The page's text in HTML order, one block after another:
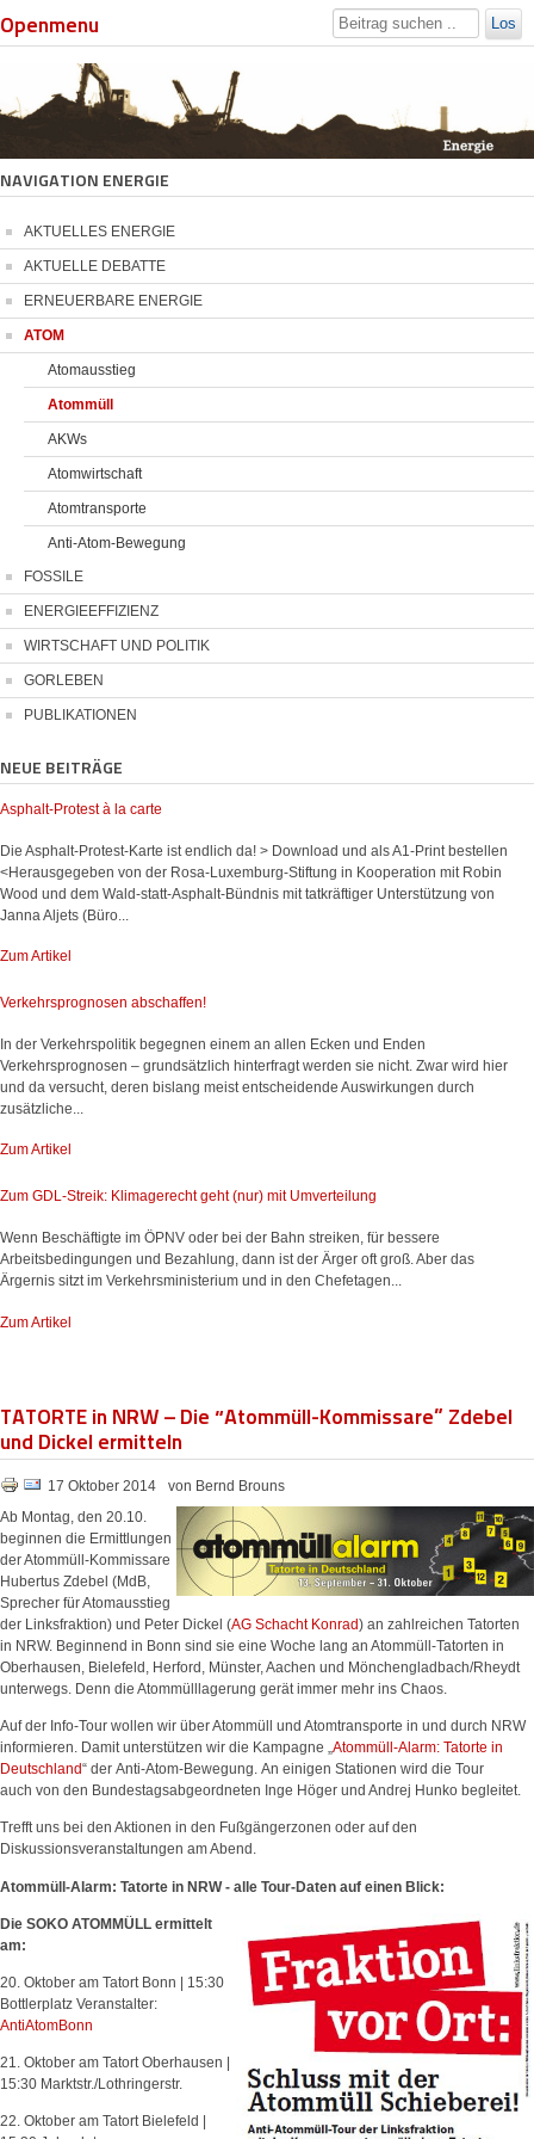
Openmenu Los
NAVIGATION ENERGIE
AKTUELLES ENERGIE
AKTUELLE DEBATTE
ERNEUERBARE ENERGIE
ATOM
Atomausstieg
Atommüll
AKWs
Atomwirtschaft
Atomtransporte
Anti-Atom-Bewegung
FOSSILE
ENERGIEEFFIZIENZ
WIRTSCHAFT UND POLITIK
GORLEBEN
PUBLIKATIONEN
NEUE BEITRÄGE
Asphalt-Protest à la carte
Die Asphalt-Protest-Karte ist endlich da! > Download und als A1-Print bestellen
<Herausgegeben von der Rosa-Luxemburg-Stiftung in Kooperation mit Robin
Wood und dem Wald-statt-Asphalt-Bündnis mit tatkräftiger Unterstützung von
Janna Aljets (Büro...
Zum Artikel
Verkehrsprognosen abschaffen!
In der Verkehrspolitik begegnen einem an allen Ecken und Enden
Verkehrsprognosen – grundsätzlich hinterfragt werden sie nicht. Zwar wird hier
und da versucht, deren bislang meist entscheidende Auswirkungen durch
zusätzliche...
Zum Artikel
Zum GDL-Streik: Klimagerecht geht (nur) mit Umverteilung
Wenn Beschäftigte im ÖPNV oder bei der Bahn streiken, für bessere
Arbeitsbedingungen und Bezahlung, dann ist der Ärger oft groß. Aber das
Ärgernis sitzt im Verkehrsministerium und in den Chefetagen...
Zum Artikel
TATORTE in NRW – Die “Atommüll-Kommissare” Zdebel
und Dickel ermitteln
17 Oktober 2014
von Bernd Brouns
Ab Montag, den 20.10.
beginnen die Ermittlungen
der Atommüll-Kommissare
Hubertus Zdebel (MdB,
Sprecher für Atomausstieg
der Linksfraktion) und Peter Dickel (AG Schacht Konrad) an zahlreichen Tatorten
in NRW. Beginnend in Bonn sind sie eine Woche lang an Atommüll-Tatorten in
Oberhausen, Bielefeld, Herford, Münster, Aachen und Mönchengladbach/Rheydt
unterwegs. Denn die Atommülllagerung gerät immer mehr ins Chaos.
Auf der Info-Tour wollen wir über Atommüll und Atomtransporte in und durch NRW
informieren. Damit unterstützen wir die Kampagne „Atommüll-Alarm: Tatorte in
Deutschland“ der Anti-Atom-Bewegung. An einigen Stationen wird die Tour
auch von den Bundestagsabgeordneten Inge Höger und Andrej Hunko begleitet.
Trefft uns bei den Aktionen in den Fußgängerzonen oder auf den
Diskussionsveranstaltungen am Abend.
Atommüll-Alarm: Tatorte in NRW - alle Tour-Daten auf einen Blick:
Die SOKO ATOMMÜLL ermittelt
am:
20. Oktober am Tatort Bonn | 15:30
Bottlerplatz Veranstalter:
AntiAtomBonn
21. Oktober am Tatort Oberhausen |
15:30 Marktstr./Lothringerstr.
22. Oktober am Tatort Bielefeld |